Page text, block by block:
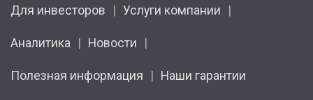
Для инвесторов Услуги компании
Аналитика Новости
Полезная информация Наши гарантии